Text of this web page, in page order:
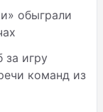
обыграли
игру
команд из